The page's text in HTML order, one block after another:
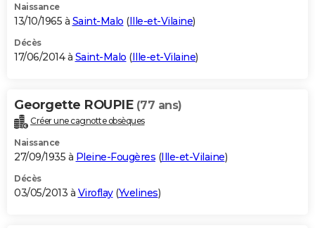
Naissance
13/10/1965 à Saint-Malo (Ille-et-Vilaine)
Décès
17/06/2014 à Saint-Malo (Ille-et-Vilaine)
Georgette ROUPIE (77 ans)
Créer une cagnotte obsèques
Naissance
27/09/1935 à Pleine-Fougères (Ille-et-Vilaine)
Décès
03/05/2013 à Viroflay(Yvelines)